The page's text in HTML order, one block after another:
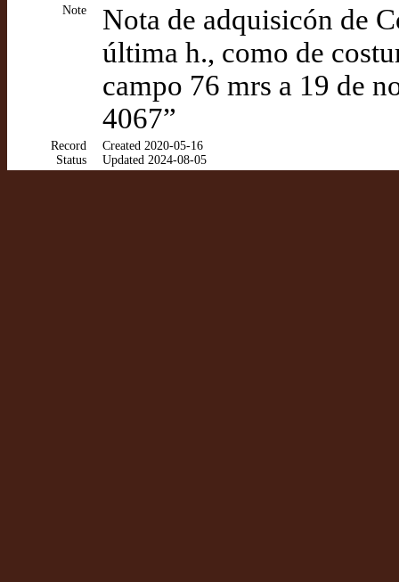
Note
Nota de adquisicón de
última h., como de
campo 76 mrs a 19 de
4067”
Record
Status
Created 2020-05-16
Updated 2024-08-05